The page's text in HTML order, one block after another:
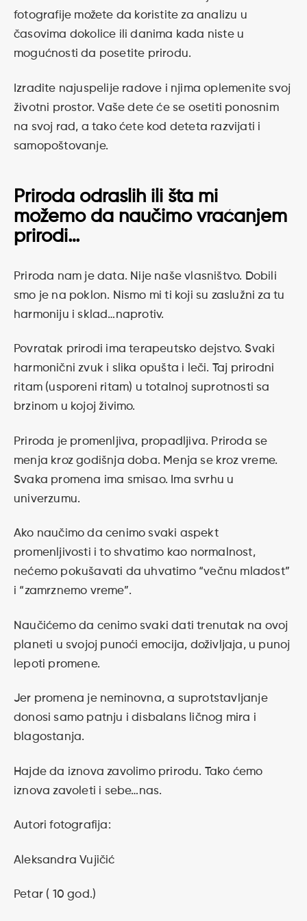
fotografije možete da koristite za analizu u
časovima dokolice ili danima kada niste u
mogućnosti da posetite prirodu.
Izradite najuspelije radove i njima oplemenite svoj
životni prostor. Vaše dete će se osetiti ponosnim
na svoj rad, a tako ćete kod deteta razvijati i
samopoštovanje.
Priroda odraslih ili šta mi
možemo da naučimo vraćanjem
prirodi…
Priroda nam je data. Nije naše vlasništvo. Dobili
smo je na poklon. Nismo mi ti koji su zaslužni za tu
harmoniju i sklad…naprotiv.
Povratak prirodi ima terapeutsko dejstvo. Svaki
harmonični zvuk i slika opušta i leči. Taj prirodni
ritam (usporeni ritam) u totalnoj suprotnosti sa
brzinom u kojoj živimo.
Priroda je promenljiva, propadljiva. Priroda se
menja kroz godišnja doba. Menja se kroz vreme.
Svaka promena ima smisao. Ima svrhu u
univerzumu.
Ako naučimo da cenimo svaki aspekt
promenljivosti i to shvatimo kao normalnost,
nećemo pokušavati da uhvatimo “večnu mladost”
i “zamrznemo vreme”.
Naučićemo da cenimo svaki dati trenutak na ovoj
planeti u svojoj punoći emocija, doživljaja, u punoj
lepoti promene.
Jer promena je neminovna, a suprotstavljanje
donosi samo patnju i disbalans ličnog mira i
blagostanja.
Hajde da iznova zavolimo prirodu. Tako ćemo
iznova zavoleti i sebe…nas.
Autori fotografija:
Aleksandra Vujičić
Petar ( 10 god.)